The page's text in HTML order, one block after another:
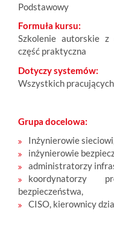
Podstawowy
Formuła kursu:
Szkolenie autorskie
część praktyczna
Dotyczy systemów:
Wszystkich pracujących
Grupa docelowa:
Inżynierowie
inżynierowie
administratorzy
koordynatorzy
bezpieczeństwa,
CISO, kierownicy